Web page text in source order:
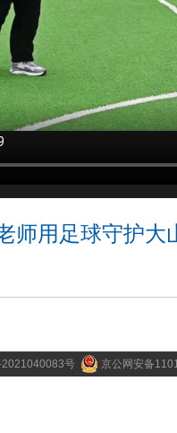
师用足球守护大
2021040083号 京公网安备